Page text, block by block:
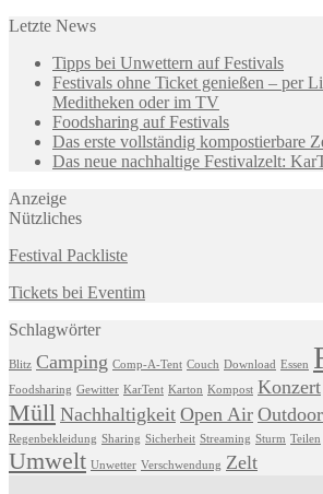
Letzte News
Tipps bei Unwettern auf Festivals
Festivals ohne Ticket genießen – per
Meditheken oder im TV
Foodsharing auf Festivals
Das erste vollständig kompostierbare
Das neue nachhaltige Festivalzelt:
Anzeige
Nützliches
Festival Packliste
Tickets bei Eventim
Schlagwörter
Blitz Camping Comp-A-Tent Couch Download Essen
Foodsharing Gewitter KarTent Karton Kompost Konzert
Müll Nachhaltigkeit Open Air Outdoor
Regenbekleidung Sharing Sicherheit Streaming Sturm Teilen
Umwelt Unwetter Verschwendung Zelt